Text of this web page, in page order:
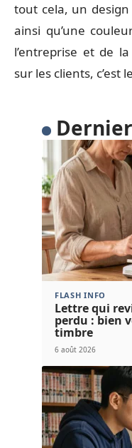
tout cela, un
ainsi qu’une
l’entreprise et de
sur les clients, c’est
FLASH INFO
Lettre qui
perdu : bien
timbre
6 août 2026